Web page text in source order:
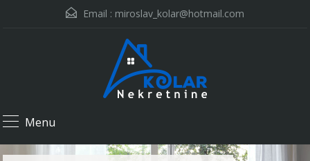
Email : miroslav_kolar@hotmail.com
Menu